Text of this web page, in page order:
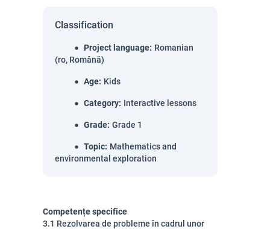
Classification
Project language: Romanian
(ro, Română)
Age: Kids
Category: Interactive lessons
Grade: Grade 1
Topic: Mathematics and
environmental exploration
Competențe specifice
3.1 Rezolvarea de probleme în cadrul unor